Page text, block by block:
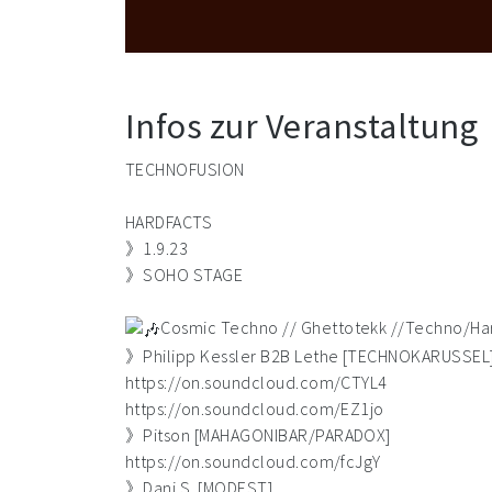
Infos zur Veranstaltung
TECHNOFUSION
HARDFACTS
》1.9.23
》SOHO STAGE
Cosmic Techno // Ghettotekk //Techno/
》Philipp Kessler B2B Lethe [TECHNOKARUSSEL]
https://on.soundcloud.com/CTYL4
https://on.soundcloud.com/EZ1jo
》Pitson [MAHAGONIBAR/PARADOX]
https://on.soundcloud.com/fcJgY